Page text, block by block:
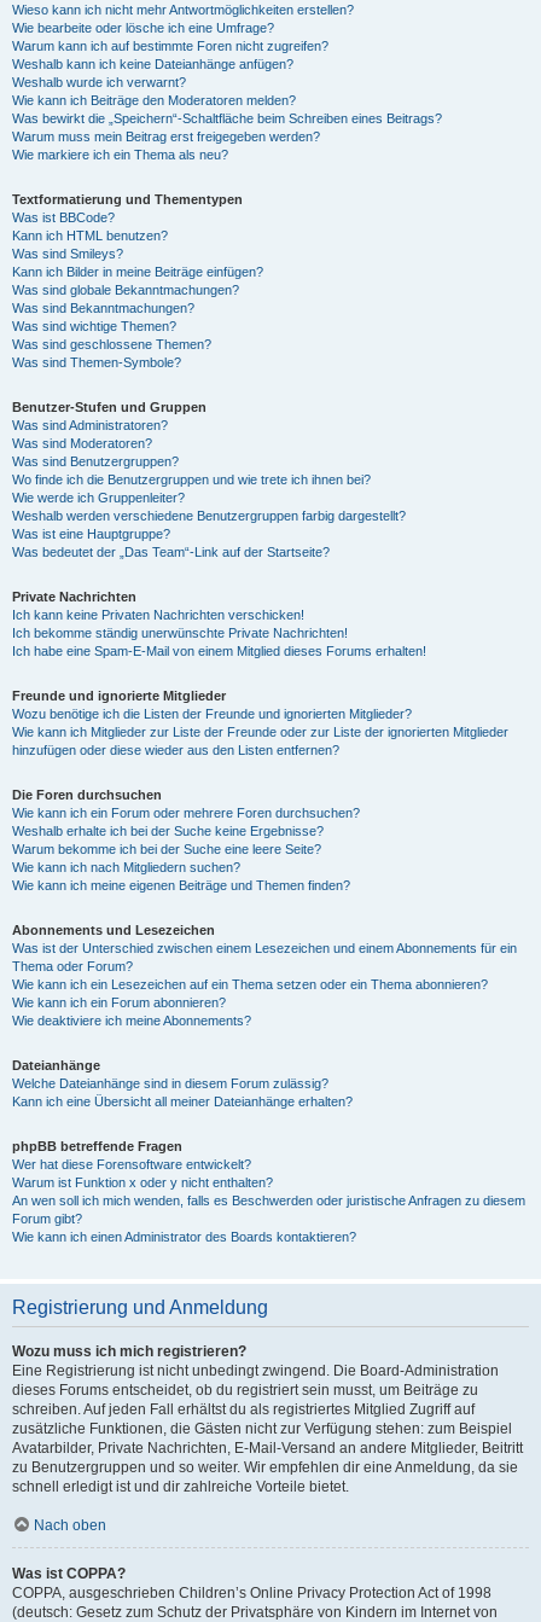
Wieso kann ich nicht mehr Antwortmöglichkeiten erstellen?
Wie bearbeite oder lösche ich eine Umfrage?
Warum kann ich auf bestimmte Foren nicht zugreifen?
Weshalb kann ich keine Dateianhänge anfügen?
Weshalb wurde ich verwarnt?
Wie kann ich Beiträge den Moderatoren melden?
Was bewirkt die „Speichern“-Schaltfläche beim Schreiben eines Beitrags?
Warum muss mein Beitrag erst freigegeben werden?
Wie markiere ich ein Thema als neu?
Textformatierung und Thementypen
Was ist BBCode?
Kann ich HTML benutzen?
Was sind Smileys?
Kann ich Bilder in meine Beiträge einfügen?
Was sind globale Bekanntmachungen?
Was sind Bekanntmachungen?
Was sind wichtige Themen?
Was sind geschlossene Themen?
Was sind Themen-Symbole?
Benutzer-Stufen und Gruppen
Was sind Administratoren?
Was sind Moderatoren?
Was sind Benutzergruppen?
Wo finde ich die Benutzergruppen und wie trete ich ihnen bei?
Wie werde ich Gruppenleiter?
Weshalb werden verschiedene Benutzergruppen farbig dargestellt?
Was ist eine Hauptgruppe?
Was bedeutet der „Das Team“-Link auf der Startseite?
Private Nachrichten
Ich kann keine Privaten Nachrichten verschicken!
Ich bekomme ständig unerwünschte Private Nachrichten!
Ich habe eine Spam-E-Mail von einem Mitglied dieses Forums erhalten!
Freunde und ignorierte Mitglieder
Wozu benötige ich die Listen der Freunde und ignorierten Mitglieder?
Wie kann ich Mitglieder zur Liste der Freunde oder zur Liste der ignorierten Mitglieder
hinzufügen oder diese wieder aus den Listen entfernen?
Die Foren durchsuchen
Wie kann ich ein Forum oder mehrere Foren durchsuchen?
Weshalb erhalte ich bei der Suche keine Ergebnisse?
Warum bekomme ich bei der Suche eine leere Seite?
Wie kann ich nach Mitgliedern suchen?
Wie kann ich meine eigenen Beiträge und Themen finden?
Abonnements und Lesezeichen
Was ist der Unterschied zwischen einem Lesezeichen und einem Abonnements für ein
Thema oder Forum?
Wie kann ich ein Lesezeichen auf ein Thema setzen oder ein Thema abonnieren?
Wie kann ich ein Forum abonnieren?
Wie deaktiviere ich meine Abonnements?
Dateianhänge
Welche Dateianhänge sind in diesem Forum zulässig?
Kann ich eine Übersicht all meiner Dateianhänge erhalten?
phpBB betreffende Fragen
Wer hat diese Forensoftware entwickelt?
Warum ist Funktion x oder y nicht enthalten?
An wen soll ich mich wenden, falls es Beschwerden oder juristische Anfragen zu diesem
Forum gibt?
Wie kann ich einen Administrator des Boards kontaktieren?
Registrierung und Anmeldung
Wozu muss ich mich registrieren?
Eine Registrierung ist nicht unbedingt zwingend. Die Board-Administration
dieses Forums entscheidet, ob du registriert sein musst, um Beiträge zu
schreiben. Auf jeden Fall erhältst du als registriertes Mitglied Zugriff auf
zusätzliche Funktionen, die Gästen nicht zur Verfügung stehen: zum Beispiel
Avatarbilder, Private Nachrichten, E-Mail-Versand an andere Mitglieder, Beitritt
zu Benutzergruppen und so weiter. Wir empfehlen dir eine Anmeldung, da sie
schnell erledigt ist und dir zahlreiche Vorteile bietet.
Nach oben
Was ist COPPA?
COPPA, ausgeschrieben Children’s Online Privacy Protection Act of 1998
(deutsch: Gesetz zum Schutz der Privatsphäre von Kindern im Internet von